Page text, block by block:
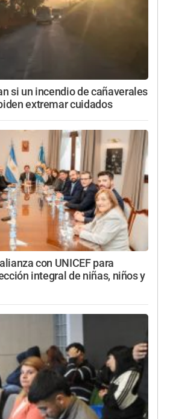
si un incendio de cañaverales
extremar cuidados
con UNICEF para
integral de niñas, niños y